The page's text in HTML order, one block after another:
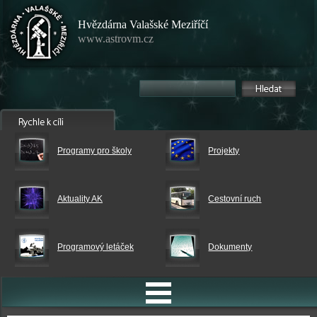
Hvězdárna Valašské Meziříčí
www.astrovm.cz
Programy pro školy Projekty
Aktuality AK Cestovní ruch
Programový letáček Dokumenty